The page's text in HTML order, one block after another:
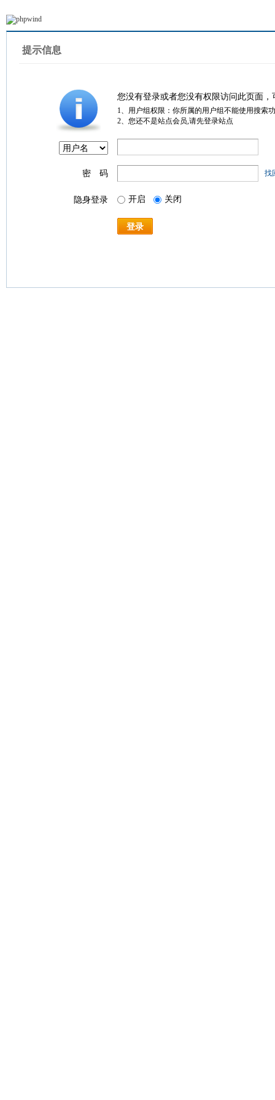
提示信息
您没有登录或者您没有权限访问此页面
1、用户组权限：你所属的用户组不能使用搜索
2、您还不是站点会员,请先登录站点
密 码 找
隐身登录 开启 关闭
登录